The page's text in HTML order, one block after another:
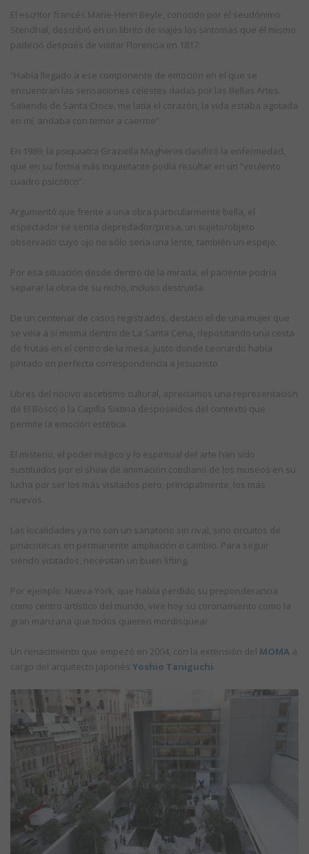
El escritor francés Marie-Henri Beyle, conocido por el seudónimo
Stendhal, describió en un librito de viajes los síntomas que él mismo
padeció después de visitar Florencia en 1817:
“Había llegado a ese componente de emoción en el que se
encuentran las sensaciones celestes dadas por las Bellas Artes.
Saliendo de Santa Croce, me latía el corazón, la vida estaba agotada
en mí, andaba con temor a caerme”.
En 1989, la psiquiatra Graziella Magherini clasificó la enfermedad,
que en su forma más inquietante podía resultar en un “virulento
cuadro psicótico”.
Argumentó que frente a una obra particularmente bella, el
espectador se sentía depredador/presa, un sujeto/objeto
observado cuyo ojo no sólo sería una lente, también un espejo.
Por esa situación desde dentro de la mirada, el paciente podría
separar la obra de su nicho, incluso destruirla.
De un centenar de casos registrados, destaco el de una mujer que
se veía a sí misma dentro de La Santa Cena, depositando una cesta
de frutas en el centro de la mesa, justo donde Leonardo había
pintado en perfecta correspondencia a Jesucristo.
Libres del nocivo ascetismo cultural, apreciamos una representación
de El Bosco o la Capilla Sixtina desposeídos del contexto que
permite la emoción estética.
El misterio, el poder mágico y lo espiritual del arte han sido
sustituidos por el show de animación cotidiano de los museos en su
lucha por ser los más visitados pero, principalmente, los más
nuevos.
Las localidades ya no son un sanatorio sin rival, sino circuitos de
pinacotecas en permanente ampliación o cambio. Para seguir
siendo visitados, necesitan un buen lifting.
Por ejemplo: Nueva York, que había perdido su preponderancia
como centro artístico del mundo, vive hoy su coronamiento como la
gran manzana que todos quieren mordisquear.
Un renacimiento que empezó en 2004, con la extensión del MOMA a
cargo del arquitecto japonés Yoshio Taniguchi